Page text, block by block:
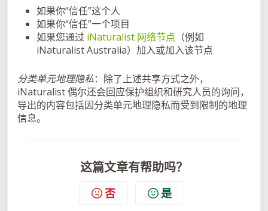
如果你“信任”这个人
如果你“信任”一个项目
如果您通过 iNaturalist 网络节点 （例如
iNaturalist Australia）加入或加入该节点
分类单元地理隐私：除了上述共享方式之外，
iNaturalist 偶尔还会回应保护组织和研究人员的询问，
导出的内容包括因分类单元地理隐私而受到限制的地理
信息。
这篇文章有帮助吗？
否 是